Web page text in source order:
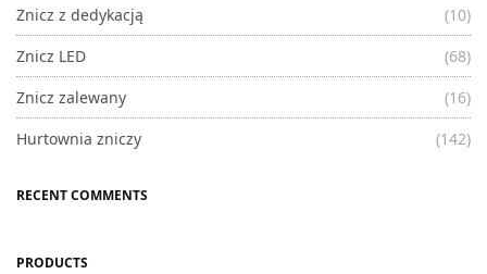
Znicz z dedykacją
(10)
Znicz LED
(68)
Znicz zalewany
(16)
Hurtownia zniczy
(142)
RECENT COMMENTS
PRODUCTS